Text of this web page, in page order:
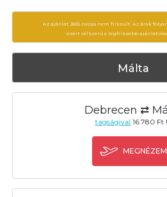
Az ajánlat 2655 napja nem frissült. Az árak
ezért célszerű a legfrissebb
Málta
Debrecen ⇄
tagságival 16.780 Ft !
MEGNÉZEM